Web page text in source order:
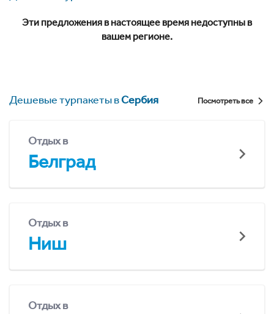
Эти предложения в настоящее время недоступны в
вашем регионе.
Дешевые турпакеты вСербия Посмотреть все
Отдых в
Белград
Отдых в
Ниш
Отдых в